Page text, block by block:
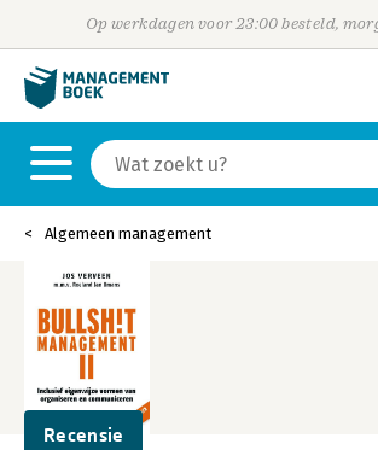
Op werkdagen voor 23:00 besteld,
Algemeen management
Recensie